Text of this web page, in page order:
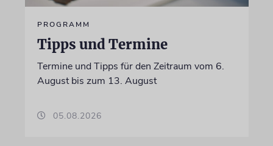
PROGRAMM
Tipps und Termine
Termine und Tipps für den Zeitraum vom 6.
August bis zum 13. August
05.08.2026